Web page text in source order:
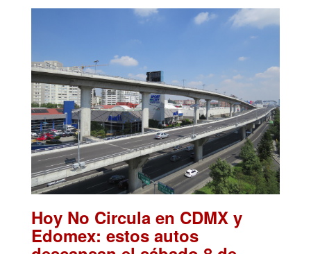
Hoy No Circula en CDMX y
Edomex: estos autos